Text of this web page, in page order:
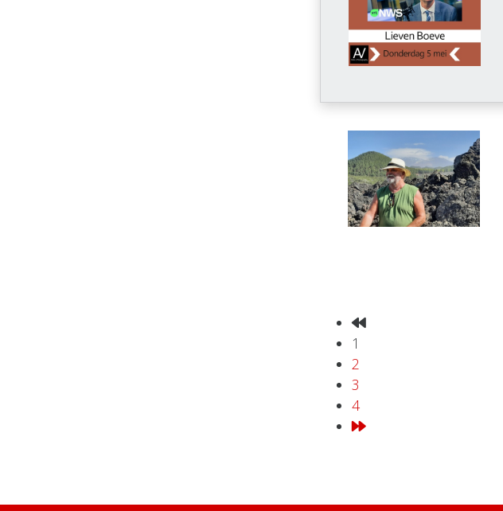
1
2
3
4